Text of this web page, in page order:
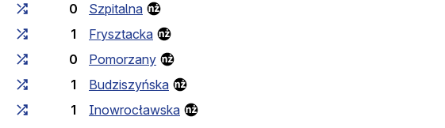
0
Szpitalna
1
Frysztacka
0
Pomorzany
1
Budziszyńska
1
Inowrocławska